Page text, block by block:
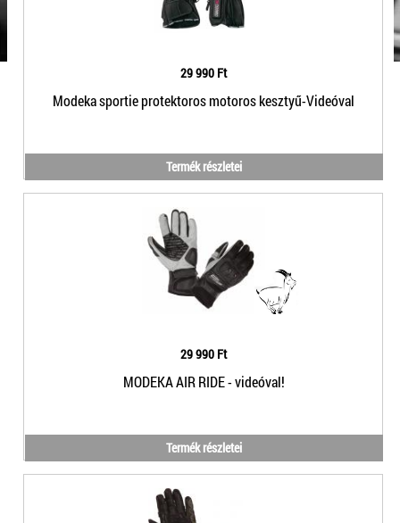
29 990 Ft
Modeka sportie protektoros motoros kesztyű-Videóval
Termék részletei
29 990 Ft
MODEKA AIR RIDE - videóval!
Termék részletei